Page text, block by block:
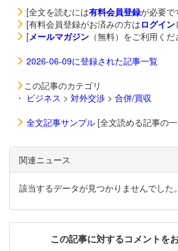
[全文を読むには有料会員登録が必要で
[有料会員登録がお済みの方はログイン
[メールマガジン （無料）をご利用くだ
2026-06-09に登録された記事一覧
この記事のカテゴリ
・ ビジネス > 対外交渉 > 合併/買収
全文記事サンプル [全文読める記事の
関連ニュース
該当するデータが見つかりませんでした。
この記事に対するコメントを